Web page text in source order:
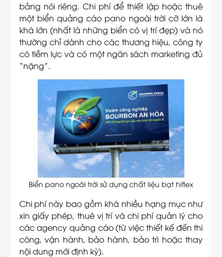
bảng nói riêng. Chi phí để thiết lập hoặc thuê
một biển quảng cáo pano ngoài trời cỡ lớn là
khá lớn (nhất là những biển có vị trí đẹp) và nó
thường chỉ dành cho các thương hiệu, công ty
có tiềm lực và có một ngân sách marketing đủ
“nặng”.
Biển pano ngoài trời sử dụng chất liệu bạt hiflex
Chi phí này bao gồm khá nhiều hạng mục như
xin giấy phép, thuê vị trí và chi phí quản lý cho
các agency quảng cáo (từ việc thiết kế đến thi
công, vận hành, bảo hành, bảo trì hoặc thay
nội dung mới định kỳ).